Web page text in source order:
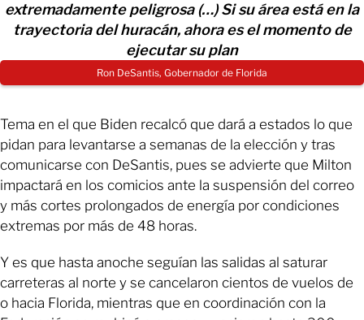
extremadamente peligrosa (…) Si su área está en la
trayectoria del huracán, ahora es el momento de
ejecutar su plan
Ron DeSantis, Gobernador de Florida
Tema en el que Biden recalcó que dará a estados lo que
pidan para levantarse a semanas de la elección y tras
comunicarse con DeSantis, pues se advierte que Milton
impactará en los comicios ante la suspensión del correo
y más cortes prolongados de energía por condiciones
extremas por más de 48 horas.
Y es que hasta anoche seguían las salidas al saturar
carreteras al norte y se cancelaron cientos de vuelos de
o hacia Florida, mientras que en coordinación con la